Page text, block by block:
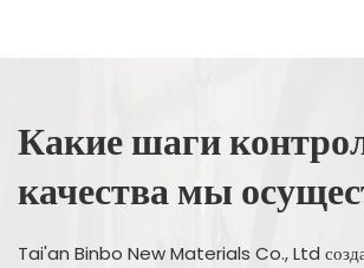
Какие шаги
качества мы
Tai'an Binbo New Materials Co., Ltd